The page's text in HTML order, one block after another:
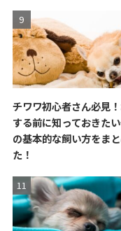
チワワ初心者さん必見
する前に知っておきた
の基本的な飼い方をま
た！